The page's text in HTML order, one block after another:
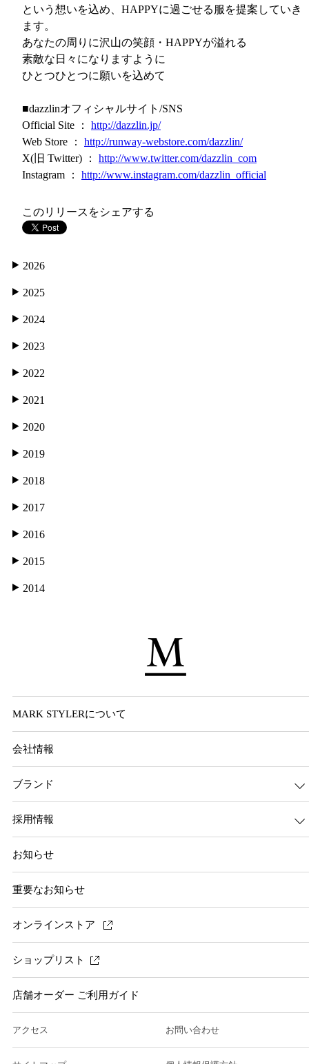
という想いを込め、HAPPYに過ごせる服を提案していき
ます。
あなたの周りに沢山の笑顔・HAPPYが溢れる
素敵な日々になりますように
ひとつひとつに願いを込めて
■dazzlinオフィシャルサイト/SNS
Official Site ： http://dazzlin.jp/
Web Store ： http://runway-webstore.com/dazzlin/
X(旧 Twitter) ： http://www.twitter.com/dazzlin_com
Instagram ： http://www.instagram.com/dazzlin_official
このリリースをシェアする
2026
2025
2024
2023
2022
2021
2020
2019
2018
2017
2016
2015
2014
MARK STYLERについて
会社情報
ブランド
採用情報
お知らせ
重要なお知らせ
オンラインストア
ショップリスト
店舗オーダー ご利用ガイド
アクセス お問い合わせ